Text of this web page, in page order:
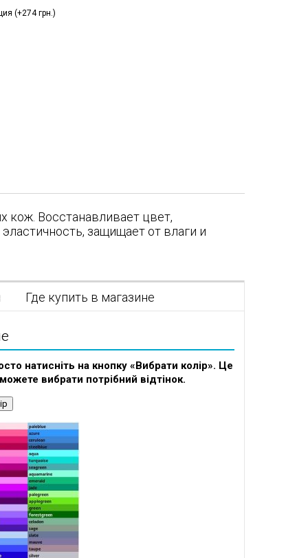
(+274 грн.)
кож. Восстанавливает цвет,
защищает от влаги и
Где купить в магазине
натисніть на кнопку «Вибрати колір». Це
вибрати потрібний відтінок.